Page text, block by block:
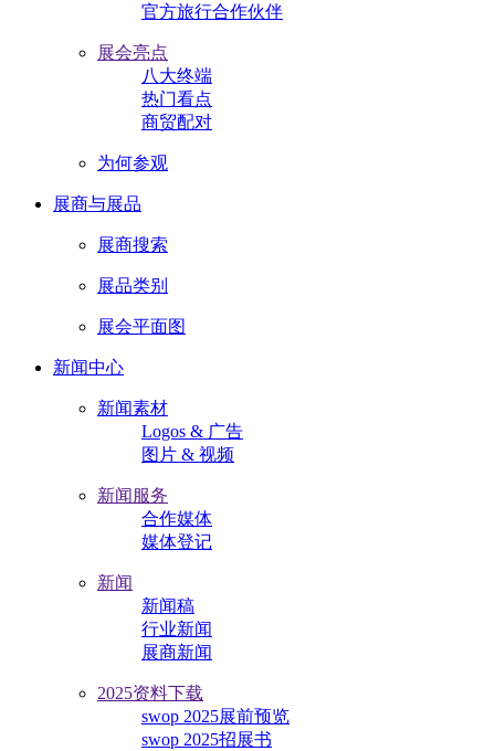
官方旅行合作伙伴
展会亮点
八大终端
热门看点
商贸配对
为何参观
展商与展品
展商搜索
展品类别
展会平面图
新闻中心
新闻素材
Logos & 广告
图片 & 视频
新闻服务
合作媒体
媒体登记
新闻
新闻稿
行业新闻
展商新闻
2025资料下载
swop 2025展前预览
swop 2025招展书